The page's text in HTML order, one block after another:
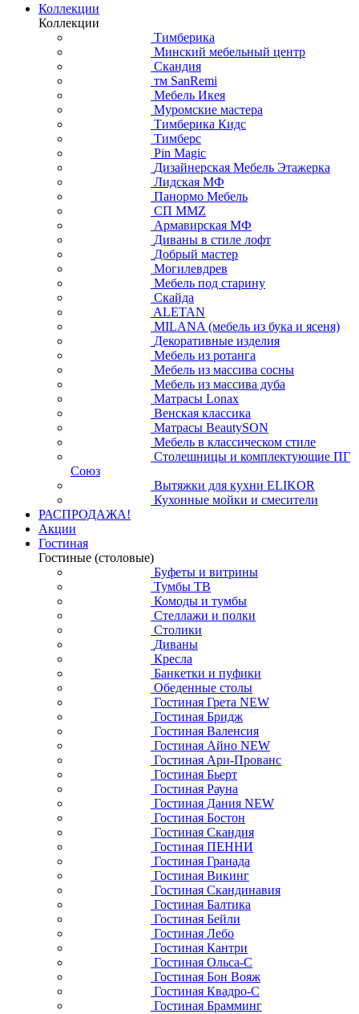
Коллекции
Коллекции
Тимберика
Минский мебельный центр
Скандия
тм SanRemi
Мебель Икея
Муромские мастера
Тимберика Кидс
Тимберс
Pin Magic
Дизайнерская Мебель Этажерка
Лидская МФ
Панормо Мебель
СП ММZ
Армавирская МФ
Диваны в стиле лофт
Добрый мастер
Могилевдрев
Мебель под старину
Скайда
ALETAN
MILANA (мебель из бука и ясеня)
Декоративные изделия
Мебель из ротанга
Мебель из массива сосны
Мебель из массива дуба
Матрасы Lonax
Венская классика
Матрасы BeautySON
Мебель в классическом стиле
Столешницы и комплектующие ПГ
Союз
Вытяжки для кухни ELIKOR
Кухонные мойки и смесители
РАСПРОДАЖА!
Акции
Гостиная
Гостиные (столовые)
Буфеты и витрины
Тумбы ТВ
Комоды и тумбы
Стеллажи и полки
Столики
Диваны
Кресла
Банкетки и пуфики
Обеденные столы
Гостиная Грета NEW
Гостиная Бридж
Гостиная Валенсия
Гостиная Айно NEW
Гостиная Ари-Прованс
Гостиная Бьерт
Гостиная Рауна
Гостиная Дания NEW
Гостиная Бостон
Гостиная Скандия
Гостиная ПЕННИ
Гостиная Гранада
Гостиная Викинг
Гостиная Скандинавия
Гостиная Балтика
Гостиная Бейли
Гостиная Лебо
Гостиная Кантри
Гостиная Ольса-С
Гостиная Бон Вояж
Гостиная Квадро-С
Гостиная Брамминг